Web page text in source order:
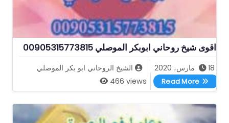
اقوى شيخ روحاني ابوبكر الموصلي 00905315773815
18 مارس، 2020
الشيخ الروحاني ابو بكر الموصلي
466 views
Read More
اقوى شيخ روحاني ابوبكر الموصلي 00905315773815